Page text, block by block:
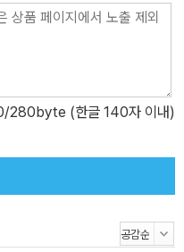
전한 속성과 그에 따른 정치
중동 국가의 인공성이 갖는 의
제한성을 고찰한다. 이를 통
내정불간섭 원칙의 부정, 안
, 이러한 변수는 시리아 내전
원인으로 평가하고 있다. 5장
담에서 발표된 이른바 ‘한국
인식을 보여주고 있다. 닉슨 대
된 한국조항은 이후 다나카
/280byte (한글 140자 이내)